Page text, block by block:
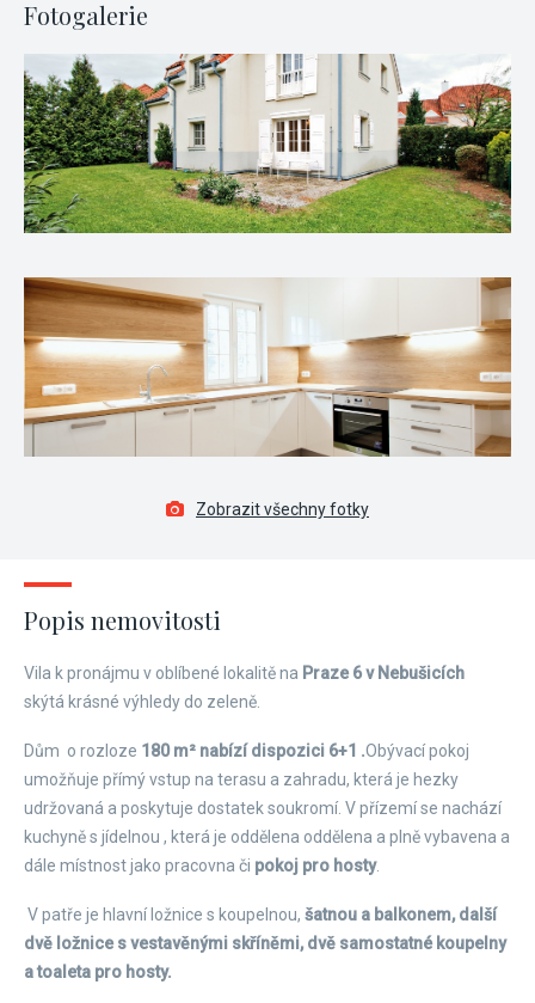
Fotogalerie
Zobrazit všechny fotky
Popis nemovitosti
Vila k pronájmu v oblíbené lokalitě na Praze 6 v Nebušicích
skýtá krásné výhledy do zeleně.
Dům o rozloze 180 m² nabízí dispozici 6+1 .Obývací pokoj
umožňuje přímý vstup na terasu a zahradu, která je hezky
udržovaná a poskytuje dostatek soukromí. V přízemí se nachází
kuchyně s jídelnou , která je oddělena oddělena a plně vybavena a
dále místnost jako pracovna či pokoj pro hosty.
V patře je hlavní ložnice s koupelnou, šatnou a balkonem, další
dvě ložnice s vestavěnými skříněmi, dvě samostatné koupelny
a toaleta pro hosty.